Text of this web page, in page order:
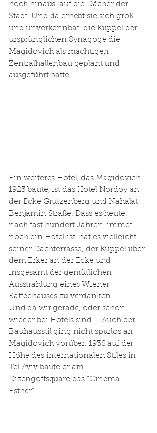
hoch hinaus, auf die Dächer der
Stadt. Und da erhebt sie sich groß
und unverkennbar, die Kuppel der
ursprünglichen Synagoge die
Magidovich als mächtigen
Zentralhallenbau geplant und
ausgeführt hatte.
Ein weiteres Hotel, das Magidovich
1925 baute, ist das Hotel Nordoy an
der Ecke Grutzenberg und Nahalat
Benjamin Straße. Dass es heute,
nach fast hundert Jahren, immer
noch ein Hotel ist, hat es vielleicht
seiner Dachterrasse, der Kuppel über
dem Erker an der Ecke und
insgesamt der gemütlichen
Ausstrahlung eines Wiener
Kaffeehauses zu verdanken.
Und da wir gerade, oder schon
wieder bei Hotels sind ... Auch der
Bauhausstil ging nicht spurlos an
Magidovich vorüber. 1938 auf der
Höhe des internationalen Stiles in
Tel Aviv baute er am
Dizengoffsquare das “Cinema
Esther“.